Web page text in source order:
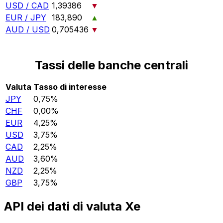
USD / CAD 1,39386
▼
EUR / JPY 183,890
▲
AUD / USD 0,705436 ▼
Tassi delle banche centrali
Valuta Tasso di interesse
JPY
0,75%
CHF
0,00%
EUR
4,25%
USD
3,75%
CAD
2,25%
AUD
3,60%
NZD
2,25%
GBP
3,75%
API dei dati di valuta Xe